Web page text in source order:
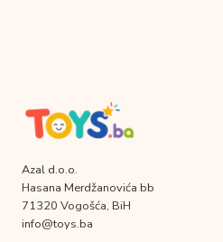
Azal d.o.o.
Hasana Merdžanovića bb
71320 Vogošća, BiH
info@toys.ba